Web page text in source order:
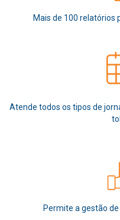
Mais de 100 relatórios
Atende todos os tipos de
Permite a gestão